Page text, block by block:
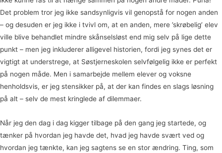
Det problem tror jeg ikke sandsynligvis vil genopstå for nogen anden
– og desuden er jeg ikke i tvivl om, at en anden, mere ’skrøbelig’ elev
ville blive behandlet mindre skånselsløst end mig selv på lige dette
punkt – men jeg inkluderer alligevel historien, fordi jeg synes det er
vigtigt at understrege, at Søstjerneskolen selvfølgelig ikke er perfekt
på nogen måde. Men i samarbejde mellem elever og voksne
henholdsvis, er jeg stensikker på, at der kan findes en slags løsning
på alt – selv de mest kringlede af dilemmaer.
Når jeg den dag i dag kigger tilbage på den gang jeg startede, og
tænker på hvordan jeg havde det, hvad jeg havde svært ved og
hvordan jeg tænkte, kan jeg sagtens se en stor ændring. Ting, som